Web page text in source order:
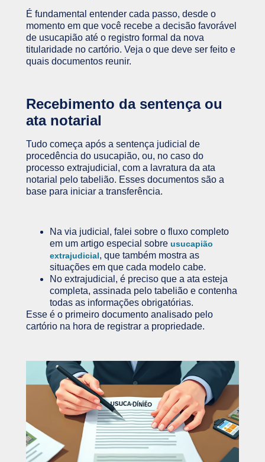
É fundamental entender cada passo, desde o
momento em que você recebe a decisão favorável
de usucapião até o registro formal da nova
titularidade no cartório. Veja o que deve ser feito e
quais documentos reunir.
Recebimento da sentença ou
ata notarial
Tudo começa após a sentença judicial de
procedência do usucapião, ou, no caso do
processo extrajudicial, com a lavratura da ata
notarial pelo tabelião. Esses documentos são a
base para iniciar a transferência.
Na via judicial, falei sobre o fluxo completo
em um artigo especial sobre usucapião
extrajudicial, que também mostra as
situações em que cada modelo cabe.
No extrajudicial, é preciso que a ata esteja
completa, assinada pelo tabelião e contenha
todas as informações obrigatórias.
Esse é o primeiro documento analisado pelo
cartório na hora de registrar a propriedade.